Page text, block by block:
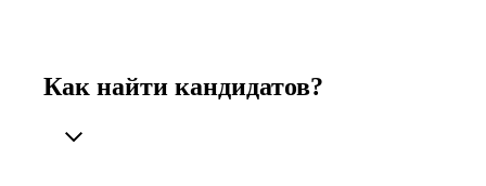
Как найти кандидатов?